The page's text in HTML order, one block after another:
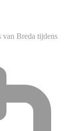
van Breda tijdens